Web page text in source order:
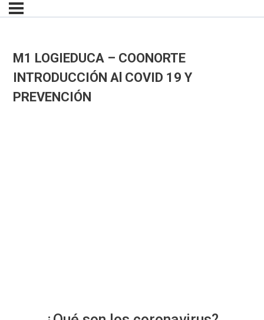
M1 LOGIEDUCA – COONORTE
INTRODUCCIÓN Al COVID 19 Y
PREVENCIÓN